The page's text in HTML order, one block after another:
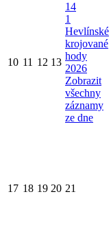
10 11 12 13
14
1
Hevlínské
krojované
hody
2026
Zobrazit
všechny
záznamy
ze dne
17 18 19 20 21